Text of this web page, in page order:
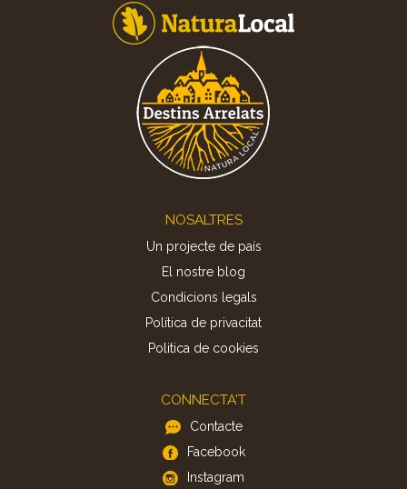
NOSALTRES
Un projecte de país
El nostre blog
Condicions legals
Política de privacitat
Politica de cookies
CONNECTA'T
Contacte
Facebook
Instagram